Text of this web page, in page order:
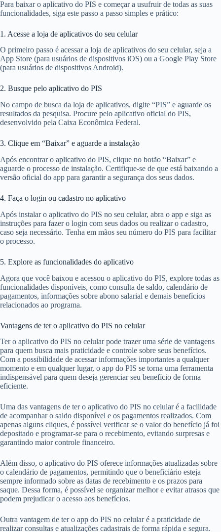
Para baixar o aplicativo do PIS e começar a usufruir de todas as suas
funcionalidades, siga este passo a passo simples e prático:
1. Acesse a loja de aplicativos do seu celular
O primeiro passo é acessar a loja de aplicativos do seu celular, seja a
App Store (para usuários de dispositivos iOS) ou a Google Play Store
(para usuários de dispositivos Android).
2. Busque pelo aplicativo do PIS
No campo de busca da loja de aplicativos, digite “PIS” e aguarde os
resultados da pesquisa. Procure pelo aplicativo oficial do PIS,
desenvolvido pela Caixa Econômica Federal.
3. Clique em “Baixar” e aguarde a instalação
Após encontrar o aplicativo do PIS, clique no botão “Baixar” e
aguarde o processo de instalação. Certifique-se de que está baixando a
versão oficial do app para garantir a segurança dos seus dados.
4. Faça o login ou cadastro no aplicativo
Após instalar o aplicativo do PIS no seu celular, abra o app e siga as
instruções para fazer o login com seus dados ou realizar o cadastro,
caso seja necessário. Tenha em mãos seu número do PIS para facilitar
o processo.
5. Explore as funcionalidades do aplicativo
Agora que você baixou e acessou o aplicativo do PIS, explore todas as
funcionalidades disponíveis, como consulta de saldo, calendário de
pagamentos, informações sobre abono salarial e demais benefícios
relacionados ao programa.
Vantagens de ter o aplicativo do PIS no celular
Ter o aplicativo do PIS no celular pode trazer uma série de vantagens
para quem busca mais praticidade e controle sobre seus benefícios.
Com a possibilidade de acessar informações importantes a qualquer
momento e em qualquer lugar, o app do PIS se torna uma ferramenta
indispensável para quem deseja gerenciar seu benefício de forma
eficiente.
Uma das vantagens de ter o aplicativo do PIS no celular é a facilidade
de acompanhar o saldo disponível e os pagamentos realizados. Com
apenas alguns cliques, é possível verificar se o valor do benefício já foi
depositado e programar-se para o recebimento, evitando surpresas e
garantindo maior controle financeiro.
Além disso, o aplicativo do PIS oferece informações atualizadas sobre
o calendário de pagamentos, permitindo que o beneficiário esteja
sempre informado sobre as datas de recebimento e os prazos para
saque. Dessa forma, é possível se organizar melhor e evitar atrasos que
podem prejudicar o acesso aos benefícios.
Outra vantagem de ter o app do PIS no celular é a praticidade de
realizar consultas e atualizações cadastrais de forma rápida e segura.